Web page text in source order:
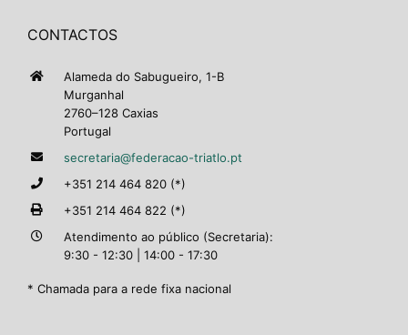
CONTACTOS
Alameda do Sabugueiro, 1-B
Murganhal
2760–128 Caxias
Portugal
secretaria@federacao-triatlo.pt
+351 214 464 820 (*)
+351 214 464 822 (*)
Atendimento ao público (Secretaria):
9:30 - 12:30 | 14:00 - 17:30
* Chamada para a rede fixa nacional